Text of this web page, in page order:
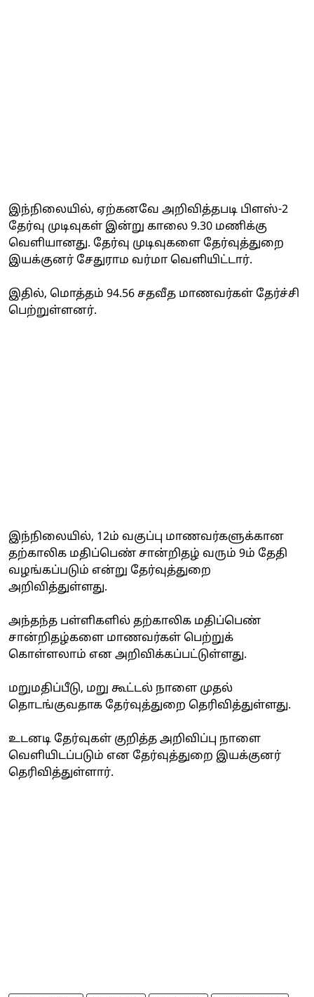
இந்நிலையில், ஏற்கனவே அறிவித்தபடி பிளஸ்-2
தேர்வு முடிவுகள் இன்று காலை 9.30 மணிக்கு
வெளியானது. தேர்வு முடிவுகளை தேர்வுத்துறை
இயக்குனர் சேதுராம வர்மா வெளியிட்டார்.
இதில், மொத்தம் 94.56 சதவீத மாணவர்கள் தேர்ச்சி
பெற்றுள்ளனர்.
இந்நிலையில், 12ம் வகுப்பு மாணவர்களுக்கான
தற்காலிக மதிப்பெண் சான்றிதழ் வரும் 9ம் தேதி
வழங்கப்படும் என்று தேர்வுத்துறை
அறிவித்துள்ளது.
அந்தந்த பள்ளிகளில் தற்காலிக மதிப்பெண்
சான்றிதழ்களை மாணவர்கள் பெற்றுக்
கொள்ளலாம் என அறிவிக்கப்பட்டுள்ளது.
மறுமதிப்பீடு, மறு கூட்டல் நாளை முதல்
தொடங்குவதாக தேர்வுத்துறை தெரிவித்துள்ளது.
உடனடி தேர்வுகள் குறித்த அறிவிப்பு நாளை
வெளியிடப்படும் என தேர்வுத்துறை இயக்குனர்
தெரிவித்துள்ளார்.